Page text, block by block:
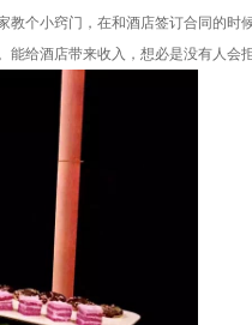
个小窍门，在和酒店签订合同的
给酒店带来收入，想必是没有人会拒